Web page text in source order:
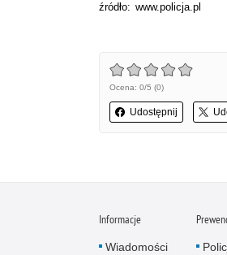
źródło: www.policja.pl
Ocena: 0/5 (0)
Udostępnij
Informacje
Wiadomości